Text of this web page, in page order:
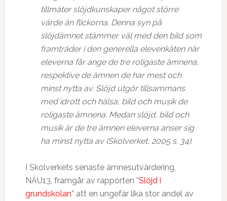
tillmäter slöjdkunskaper något större
värde än flickorna. Denna syn på
slöjdämnet stämmer väl med den bild som
framträder i den generella elevenkäten när
eleverna får ange de tre roligaste ämnena,
respektive de ämnen de har mest och
minst nytta av. Slöjd utgör tillsammans
med idrott och hälsa, bild och musik de
roligaste ämnena. Medan slöjd, bild och
musik är de tre ämnen eleverna anser sig
ha minst nytta av (Skolverket, 2005 s. 34).
I Skolverkets senaste ämnesutvärdering,
NÄU13, framgår av rapporten ”Slöjd i
grundskolan” att en ungefär lika stor andel av